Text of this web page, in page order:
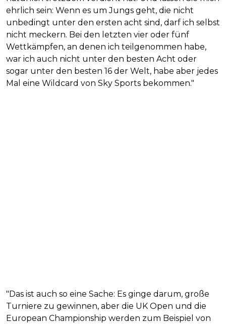
ehrlich sein: Wenn es um Jungs geht, die nicht
unbedingt unter den ersten acht sind, darf ich selbst
nicht meckern. Bei den letzten vier oder fünf
Wettkämpfen, an denen ich teilgenommen habe,
war ich auch nicht unter den besten Acht oder
sogar unter den besten 16 der Welt, habe aber jedes
Mal eine Wildcard von Sky Sports bekommen."
"Das ist auch so eine Sache: Es ginge darum, große
Turniere zu gewinnen, aber die UK Open und die
European Championship werden zum Beispiel von